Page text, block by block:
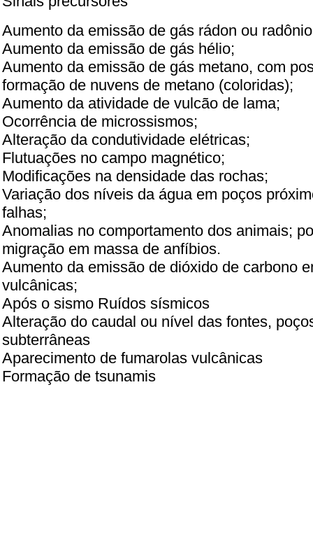
Aumento da emissão de gás rádon ou
Aumento da emissão de gás hélio;
Aumento da emissão de gás metano, com
formação de nuvens de metano (coloridas);
Aumento da atividade de vulcão de lama;
Ocorrência de microssismos;
Alteração da condutividade elétricas;
Flutuações no campo magnético;
Modificações na densidade das rochas;
Variação dos níveis da água em poços
falhas;
Anomalias no comportamento dos animais;
migração em massa de anfíbios.
Aumento da emissão de dióxido de carbono
vulcânicas;
Após o sismo Ruídos sísmicos
Alteração do caudal ou nível das fontes,
subterrâneas
Aparecimento de fumarolas vulcânicas
Formação de tsunamis